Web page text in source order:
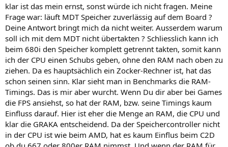
klar ist das mein ernst, sonst würde ich nicht fragen. Meine
Frage war: läuft MDT Speicher zuverlässig auf dem Board ?
Deine Antwort bringt mich da nicht weiter. Ausserdem warum
soll ich mit dem MDT nicht übertakten ? Schliesslich kann ich
beim 680i den Speicher komplett getrennt takten, somit kann
ich der CPU einen Schubs geben, ohne den RAM nach oben zu
ziehen. Da es hauptsächlich ein Zocker-Rechner ist, hat das
schon seinen sinn. Klar sieht man in Benchmarks die RAM-
Timings. Das is mir aber wurcht. Wenn Du dir aber bei Games
die FPS ansiehst, so hat der RAM, bzw. seine Timings kaum
Einfluss darauf. Hier ist eher die Menge an RAM, die CPU und
klar die GRAKA entscheidend. Da der Speichercontroller nicht
in der CPU ist wie beim AMD, hat es kaum Einflus beim C2D